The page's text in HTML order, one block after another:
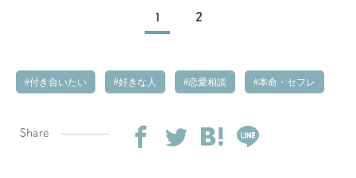
1 2
付き合いたい 好きな人 恋愛相談 本命・セフレ
Share